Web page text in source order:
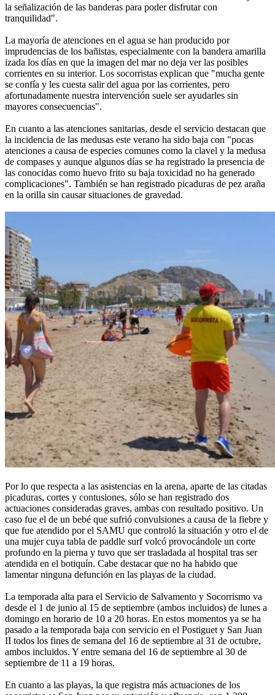
la señalización de las banderas para poder disfrutar con
tranquilidad".
La mayoría de atenciones en el agua se han producido por
imprudencias de los bañistas, especialmente con la bandera amarilla
izada los días en que la imagen del mar no deja ver las posibles
corrientes en su interior. Los socorristas explican que "mucha gente
se confía y les cuesta salir del agua por las corrientes, pero
afortunadamente nuestra intervención suele ser ayudarles sin
mayores consecuencias".
En cuanto a las atenciones sanitarias, desde el servicio destacan que
la incidencia de las medusas este verano ha sido baja con "pocas
atenciones a causa de especies comunes como la clavel y la medusa
de compases y aunque algunos días se ha registrado la presencia de
las conocidas como huevo frito su baja toxicidad no ha generado
complicaciones". También se han registrado picaduras de pez araña
en la orilla sin causar situaciones de gravedad.
Por lo que respecta a las asistencias en la arena, aparte de las citadas
picaduras, cortes y contusiones, sólo se han registrado dos
actuaciones consideradas graves, ambas con resultado positivo. Un
caso fue el de un bebé que sufrió convulsiones a causa de la fiebre y
que fue atendido por el SAMU que controló la situación y otro el de
una mujer cuya tabla de paddle surf volcó provocándole un corte
profundo en la pierna y tuvo que ser trasladada al hospital tras ser
atendida en el botiquín. Cabe destacar que no ha habido que
lamentar ninguna defunción en las playas de la ciudad.
La temporada alta para el Servicio de Salvamento y Socorrismo va
desde el 1 de junio al 15 de septiembre (ambos incluidos) de lunes a
domingo en horario de 10 a 20 horas. En estos momentos ya se ha
pasado a la temporada baja con servicio en el Postiguet y San Juan
II todos los fines de semana del 16 de septiembre al 31 de octubre,
ambos incluidos. Y entre semana del 16 de septiembre al 30 de
septiembre de 11 a 19 horas.
En cuanto a las playas, la que registra más actuaciones de los